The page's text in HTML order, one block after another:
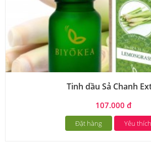
Tinh dầu Sả Chanh
107.000 đ
Đặt hàng Yêu thích